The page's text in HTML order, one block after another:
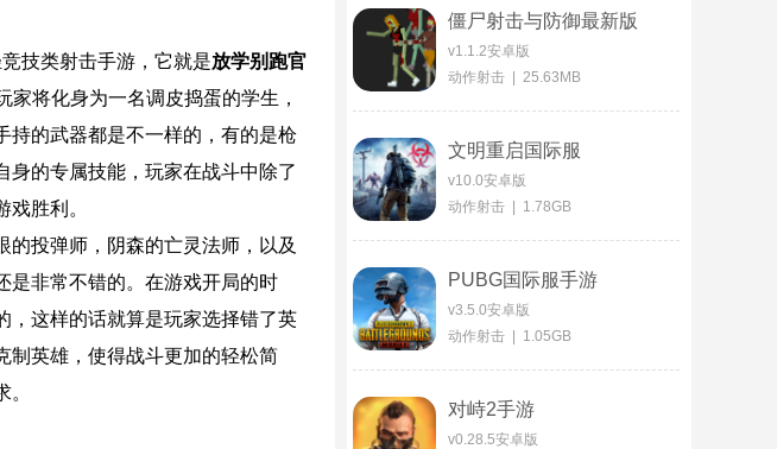
技类射击手游，它就是放学别跑官
将化身为一名调皮捣蛋的学生，
持的武器都是不一样的，有的是枪
身的专属技能，玩家在战斗中除了
胜利。
投弹师，阴森的亡灵法师，以及
是非常不错的。在游戏开局的时
，这样的话就算是玩家选择错了英
制英雄，使得战斗更加的轻松简
僵尸射击与防御最新版
v1.1.2安卓版
动作射击 | 25.63MB
文明重启国际服
v10.0安卓版
动作射击 | 1.78GB
PUBG国际服手游
v3.5.0安卓版
动作射击 | 1.05GB
对峙2手游
v0.28.5安卓版